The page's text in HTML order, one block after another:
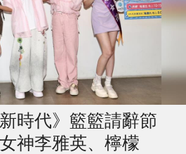
時代》籃籃請辭節
神李雅英、檸檬